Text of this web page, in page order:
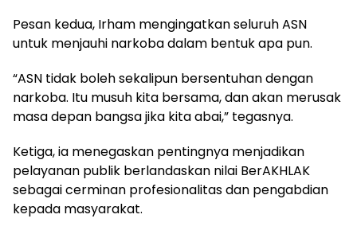
Pesan kedua, Irham mengingatkan seluruh ASN
untuk menjauhi narkoba dalam bentuk apa pun.
“ASN tidak boleh sekalipun bersentuhan dengan
narkoba. Itu musuh kita bersama, dan akan merusak
masa depan bangsa jika kita abai,” tegasnya.
Ketiga, ia menegaskan pentingnya menjadikan
pelayanan publik berlandaskan nilai BerAKHLAK
sebagai cerminan profesionalitas dan pengabdian
kepada masyarakat.